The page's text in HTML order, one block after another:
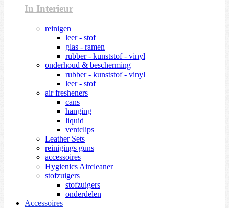
In Interieur
reinigen
leer - stof
glas - ramen
rubber - kunststof - vinyl
onderhoud & bescherming
rubber - kunststof - vinyl
leer - stof
air fresheners
cans
hanging
liquid
ventclips
Leather Sets
reinigings guns
accessoires
Hygienics Aircleaner
stofzuigers
stofzuigers
onderdelen
Accessoires